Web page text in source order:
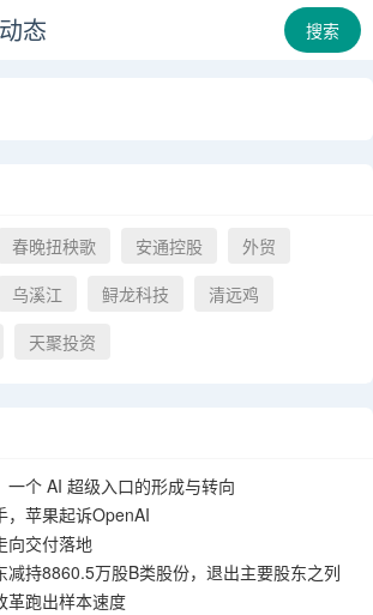
态 搜索
春晚扭秧歌 安通控股
外贸
乌溪江 鲟龙科技
清远鸡
天聚投资
一个 AI 超级入口的形成与转向
，苹果起诉OpenAI
向交付落地
减持8860.5万股B类股份，退出主要股东之列
革跑出样本速度